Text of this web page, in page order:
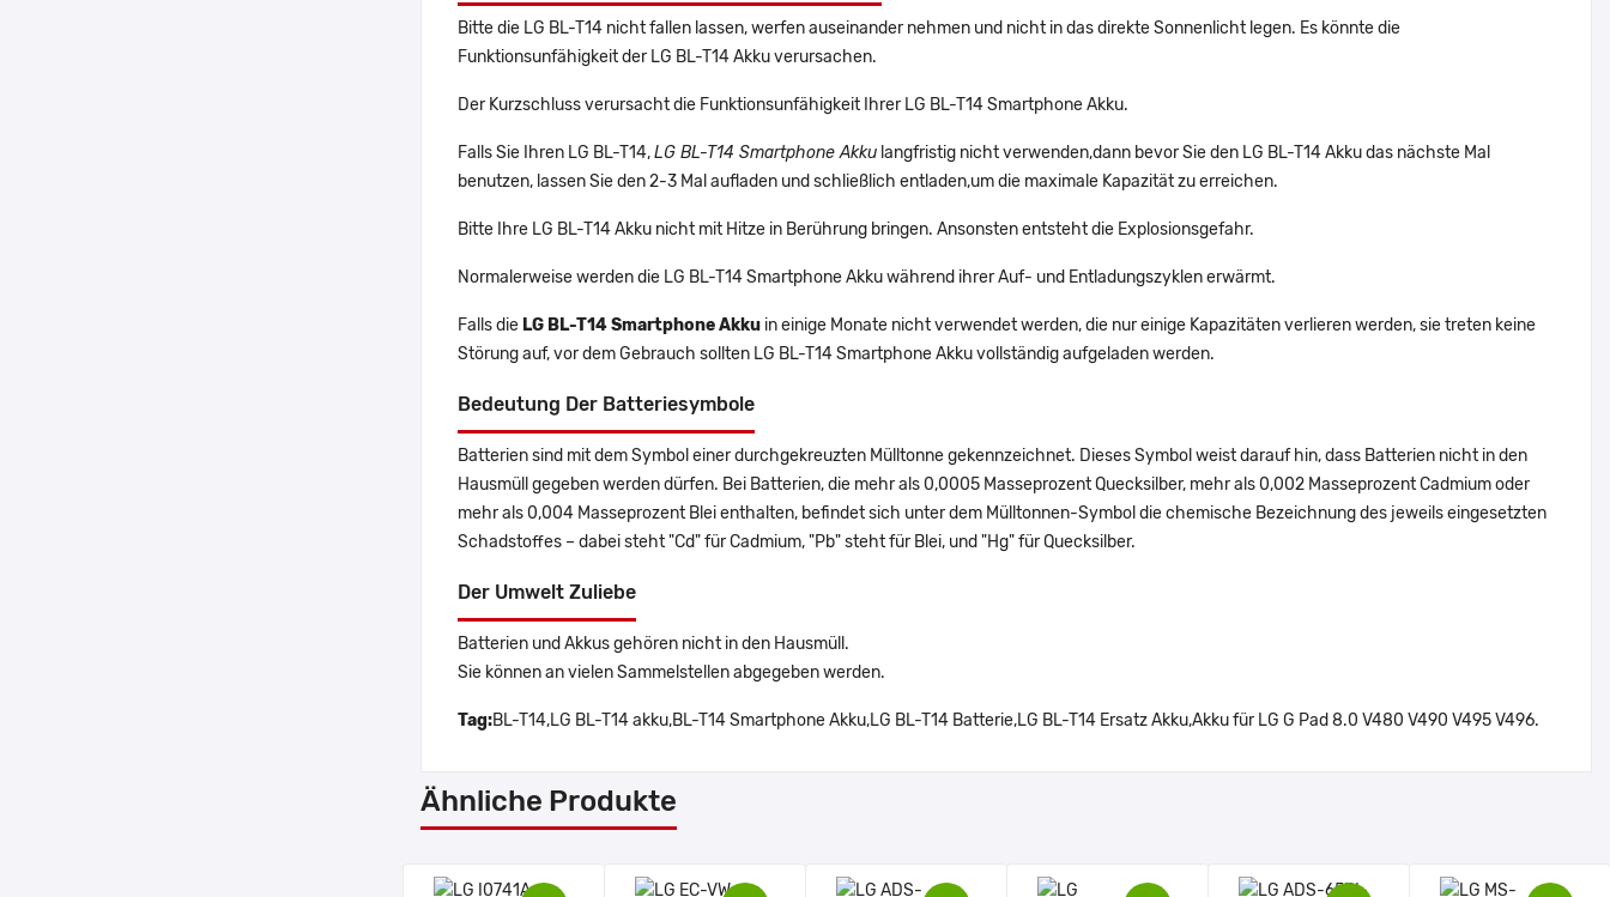
Bitte die LG BL-T14 nicht fallen lassen, werfen auseinander nehmen und nicht in das direkte Sonnenlicht legen. Es könnte die
Funktionsunfähigkeit der LG BL-T14 Akku verursachen.
Der Kurzschluss verursacht die Funktionsunfähigkeit Ihrer LG BL-T14 Smartphone Akku.
Falls Sie Ihren LG BL-T14,LG BL-T14 Smartphone Akku langfristig nicht verwenden,dann bevor Sie den LG BL-T14 Akku das nächste Mal
benutzen, lassen Sie den 2-3 Mal aufladen und schließlich entladen,um die maximale Kapazität zu erreichen.
Bitte Ihre LG BL-T14 Akku nicht mit Hitze in Berührung bringen. Ansonsten entsteht die Explosionsgefahr.
Normalerweise werden die LG BL-T14 Smartphone Akku während ihrer Auf- und Entladungszyklen erwärmt.
Falls die LG BL-T14 Smartphone Akku in einige Monate nicht verwendet werden, die nur einige Kapazitäten verlieren werden, sie treten keine
Störung auf, vor dem Gebrauch sollten LG BL-T14 Smartphone Akku vollständig aufgeladen werden.
Bedeutung Der Batteriesymbole
Batterien sind mit dem Symbol einer durchgekreuzten Mülltonne gekennzeichnet. Dieses Symbol weist darauf hin, dass Batterien nicht in den
Hausmüll gegeben werden dürfen. Bei Batterien, die mehr als 0,0005 Masseprozent Quecksilber, mehr als 0,002 Masseprozent Cadmium oder
mehr als 0,004 Masseprozent Blei enthalten, befindet sich unter dem Mülltonnen-Symbol die chemische Bezeichnung des jeweils eingesetzten
Schadstoffes – dabei steht "Cd" für Cadmium, "Pb" steht für Blei, und "Hg" für Quecksilber.
Der Umwelt Zuliebe
Batterien und Akkus gehören nicht in den Hausmüll.
Sie können an vielen Sammelstellen abgegeben werden.
Tag:BL-T14,LG BL-T14 akku,BL-T14 Smartphone Akku,LG BL-T14 Batterie,LG BL-T14 Ersatz Akku,Akku für LG G Pad 8.0 V480 V490 V495 V496.
Ähnliche Produkte